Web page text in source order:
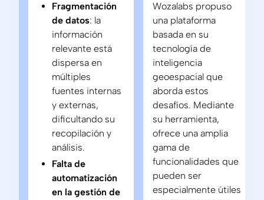
Fragmentación
de datos: la
información
relevante está
dispersa en
múltiples
fuentes internas
y externas,
dificultando su
recopilación y
análisis.
Falta de
automatización
en la gestión de
Wozalabs propuso
una plataforma
basada en su
tecnología de
inteligencia
geoespacial que
aborda estos
desafíos. Mediante
su herramienta,
ofrece una amplia
gama de
funcionalidades que
pueden ser
especialmente útiles